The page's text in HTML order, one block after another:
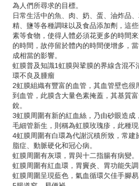
為人們所尋求的目標。
日常生活中的魚、肉、奶、蛋、油炸品
精、鹽等各種調味以及食品添加劑，這
素等食物，使得人體必須花更多的時間
的時間，故停留於體內的時間便增多，
成相當的影響。
虹膜普及知識1虹膜與鞏膜的界線含混不
環不良及腫瘤
2虹膜組織有豐富的血管，其血管壁也很
到血管，此膜含大量色素掩蓋，其基質
銳。
3虹膜周圍有新的紅血絲，乃由砂眼造成
毛細管新生，則稱為虹膜玫瑰疹，此種
4虹膜周圍有白環為代謝沉積所致，常建
脂症、動脈硬化和冠心病。
虹膜周圍有灰環，胃與十二指腸有病變。
虹膜周圍有紅血環，胃竇炎、胃功能失調
虹膜周圍呈現藍色，氣血循環欠佳手腳易